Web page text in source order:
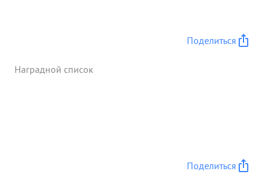
Поделиться
Наградной список
Поделиться